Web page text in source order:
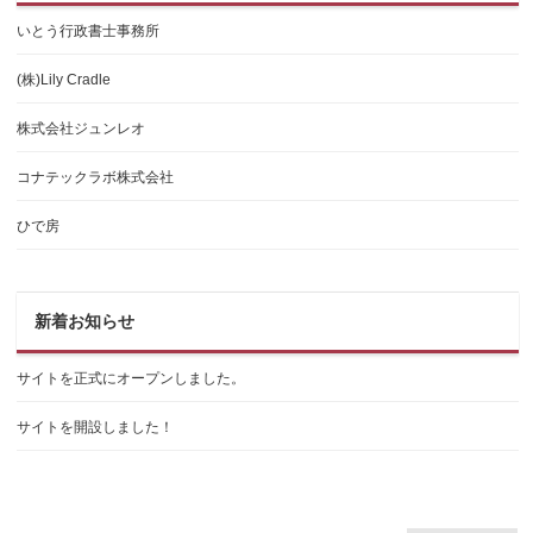
いとう行政書士事務所
(株)Lily Cradle
株式会社ジュンレオ
コナテックラボ株式会社
ひで房
新着お知らせ
サイトを正式にオープンしました。
サイトを開設しました！